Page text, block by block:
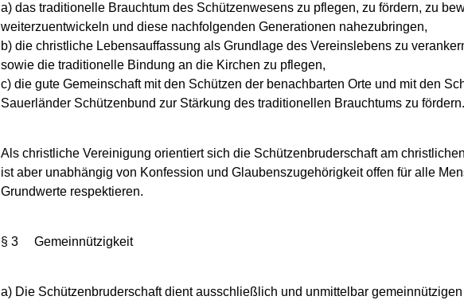
a) das traditionelle Brauchtum des Schützenwesens zu pflegen, zu fördern, zu
weiterzuentwickeln und diese nachfolgenden Generationen nahezubringen,
b) die christliche Lebensauffassung als Grundlage des Vereinslebens zu
sowie die traditionelle Bindung an die Kirchen zu pflegen,
c) die gute Gemeinschaft mit den Schützen der benachbarten Orte und mit den
Sauerländer Schützenbund zur Stärkung des traditionellen Brauchtums zu fördern.
Als christliche Vereinigung orientiert sich die Schützenbruderschaft am
ist aber unabhängig von Konfession und Glaubenszugehörigkeit offen für alle
Grundwerte respektieren.
§ 3 Gemeinnützigkeit
a) Die Schützenbruderschaft dient ausschließlich und unmittelbar